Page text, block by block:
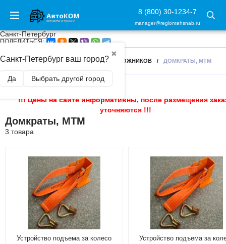
8 (800) 30-1234-7
manager@regiontehsnab.ru
Санкт-Петербург
✖
Санкт-Петербург ваш город?
Да Выбрать другой город
ПОДЕЛИТЬСЯ:
ГЛАВНАЯ / АКСЕССУАРЫ ДЛЯ ВНЕДОРОЖНИКОВ / ДОМКРАТЫ, МТМ
!!! Цены на сайте информативны, после размещения
уточняются !!!
Домкраты, МТМ
3 товара
Устройство подъема за колесо
Устройство подъема за